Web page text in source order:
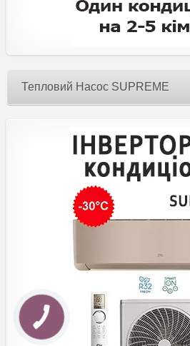
Тепловий Насос SUPREME
КНОПКА
ЗВ'ЯЗКУ